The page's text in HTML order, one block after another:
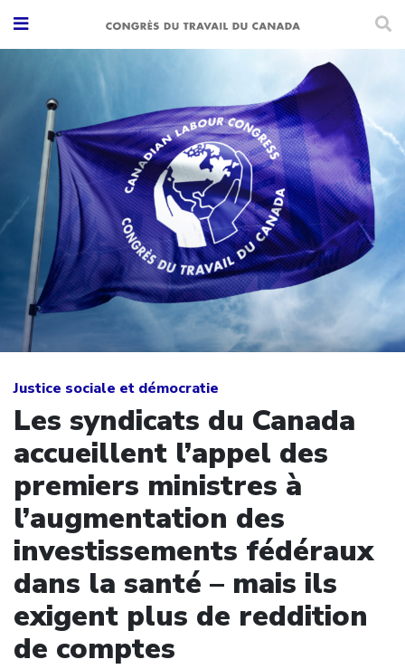
Justice sociale et démocratie
Les syndicats du Canada
accueillent l’appel des
premiers ministres à
l’augmentation des
investissements fédéraux
dans la santé – mais ils
exigent plus de reddition
de comptes